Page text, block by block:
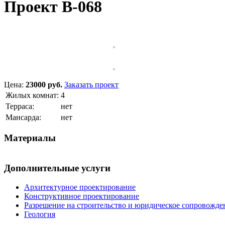
Проект B-068
Цена: 23000 руб. Заказать проект
Жилых комнат: 4
Терраса:
нет
Мансарда:
нет
Материалы
Дополнительные услуги
Архитектурное проектирование
Конструктивное проектирование
Разрешение на строительство и юридическое
Геология